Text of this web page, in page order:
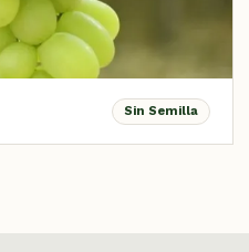
Sin Semilla